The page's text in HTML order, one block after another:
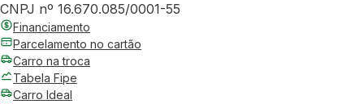
CNPJ nº 16.670.085/0001-55
Financiamento
Parcelamento no cartão
Carro na troca
Tabela Fipe
Carro Ideal